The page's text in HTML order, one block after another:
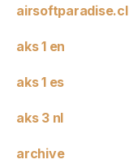
airsoftparadise.cl
aks 1 en
aks 1 es
aks 3 nl
archive